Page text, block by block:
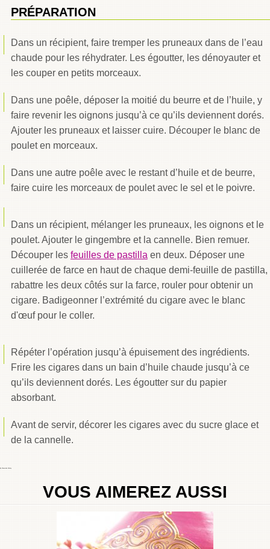
PRÉPARATION
Dans un récipient, faire tremper les pruneaux dans de l’eau
chaude pour les réhydrater. Les égoutter, les dénoyauter et
les couper en petits morceaux.
Dans une poêle, déposer la moitié du beurre et de l’huile, y
faire revenir les oignons jusqu’à ce qu’ils deviennent dorés.
Ajouter les pruneaux et laisser cuire. Découper le blanc de
poulet en morceaux.
Dans une autre poêle avec le restant d’huile et de beurre,
faire cuire les morceaux de poulet avec le sel et le poivre.
Dans un récipient, mélanger les pruneaux, les oignons et le
poulet. Ajouter le gingembre et la cannelle. Bien remuer.
Découper les feuilles de pastilla en deux. Déposer une
cuillerée de farce en haut de chaque demi-feuille de pastilla,
rabattre les deux côtés sur la farce, rouler pour obtenir un
cigare. Badigeonner l’extrémité du cigare avec le blanc
d'œuf pour le coller.
Répéter l’opération jusqu’à épuisement des ingrédients.
Frire les cigares dans un bain d’huile chaude jusqu’à ce
qu’ils deviennent dorés. Les égoutter sur du papier
absorbant.
Avant de servir, décorer les cigares avec du sucre glace et
de la cannelle.
VOUS AIMEREZ AUSSI